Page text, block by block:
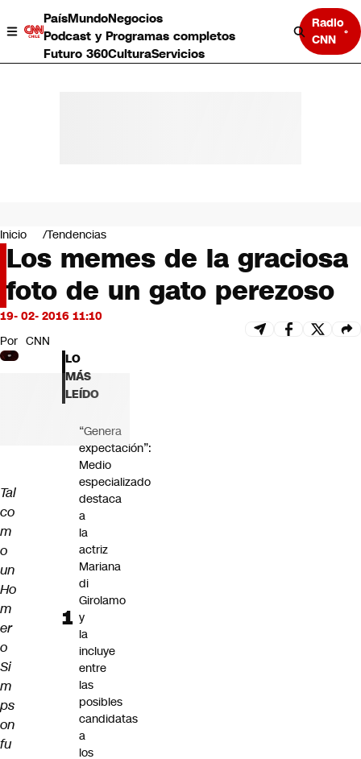
PaísMundoNegocios
Podcast y Programas completos
Futuro 360CulturaServicios
Radio
CNN
Negocios
Deportes
Programas completos
Cultura
Servicios
Bits
CNN Data
CNN tiempo
Futuro 360
Inicio Tendencias
Los memes de la graciosa
foto de un gato perezoso
19- 02- 2016 11:10
Por CNN
Tal
co
m
o
un
Ho
m
er
o
Si
m
ps
on
fu
LO
MÁS
LEÍDO
“Genera
expectación”:
Medio
especializado
destaca
a
la
actriz
Mariana
di
Girolamo
y
la
incluye
entre
las
posibles
candidatas
a
los